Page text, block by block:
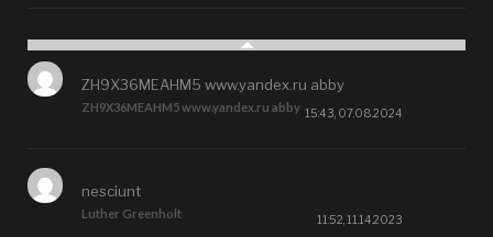
ZH9X36MEAHM5 www.yandex.ru abby
ZH9X36MEAHM5 www.yandex.ru abby
15:43, 07.08.2024
Luther Greenholt
nesciunt
11:52, 11.14.2023